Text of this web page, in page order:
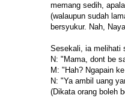
memang sedih,
(walaupun sudah
bersyukur. Nah,
Sesekali, ia melihati
N: "Mama, dont be
M: "Hah? Ngapain
N: "Ya ambil uang
(Dikata orang boleh